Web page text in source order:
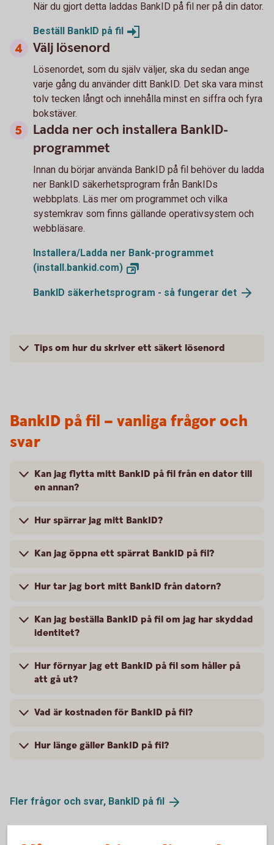
När du gjort detta laddas BankID på fil ner på din dator.
Beställ BankID på fil
Välj lösenord
Lösenordet, som du själv väljer, ska du sedan ange
varje gång du använder ditt BankID. Det ska vara minst
tolv tecken långt och innehålla minst en siffra och fyra
bokstäver.
Ladda ner och installera BankID-
programmet
Innan du börjar använda BankID på fil behöver du ladda
ner BankID säkerhetsprogram från BankIDs
webbplats. Läs mer om programmet och vilka
systemkrav som finns gällande operativsystem och
webbläsare.
Installera/Ladda ner Bank-programmet
(install.bankid.com)
BankID säkerhetsprogram - så fungerar det
Tips om hur du skriver ett säkert lösenord
BankID på fil – vanliga frågor och
svar
Kan jag flytta mitt BankID på fil från en dator till
en annan?
Hur spärrar jag mitt BankID?
Kan jag öppna ett spärrat BankID på fil?
Hur tar jag bort mitt BankID från datorn?
Kan jag beställa BankID på fil om jag har skyddad
identitet?
Hur förnyar jag ett BankID på fil som håller på
att gå ut?
Vad är kostnaden för BankID på fil?
Hur länge gäller BankID på fil?
Fler frågor och svar, BankID på fil